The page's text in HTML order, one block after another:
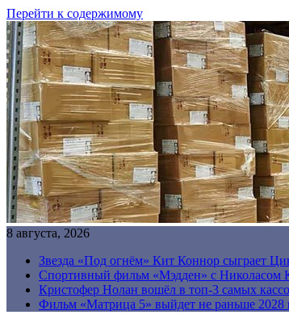
Перейти к содержимому
8 августа, 2026
Звезда «Под огнём» Кит Коннор сыграет
Спортивный фильм «Мэдден» с Николасом
Кристофер Нолан вошёл в топ-3 самых
Фильм «Матрица 5» выйдет не раньше 2028